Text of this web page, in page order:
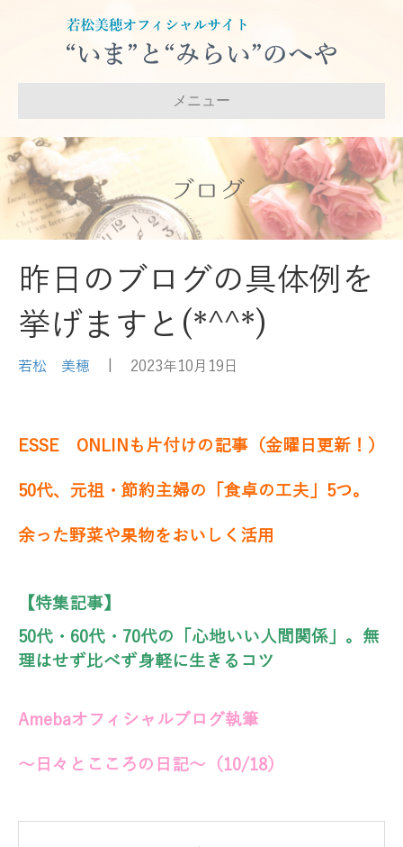
メニュー
ブログ
昨日のブログの具体例を
挙げますと(*^^*)
若松 美穂 2023年10月19日
ESSE ONLINも片付けの記事（金曜日更新！）
50代、元祖・節約主婦の「食卓の工夫」5つ。
余った野菜や果物をおいしく活用
【特集記事】
50代・60代・70代の「心地いい人間関係」。無
理はせず比べず身軽に生きるコツ
Amebaオフィシャルブログ執筆
～日々とこころの日記～（10/18）